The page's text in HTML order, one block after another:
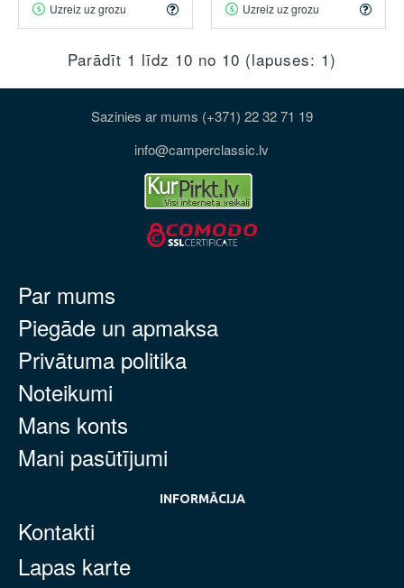
Uzreiz uz grozu Uzreiz uz grozu
Parādīt 1 līdz 10 no 10 (lapuses: 1)
Sazinies ar mums (+371) 22 32 71 19
info@camperclassic.lv
Par mums
Piegāde un apmaksa
Privātuma politika
Noteikumi
Mans konts
Mani pasūtījumi
INFORMĀCIJA
Kontakti
Lapas karte